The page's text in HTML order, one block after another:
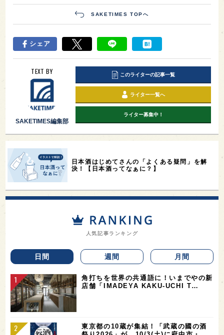
SAKETIMES TOPへ
シェア
TEXT BY
SAKETIMES編集部
このライターの記事一覧
ライター一覧へ
ライター募集中！
日本酒はじめてさんの「よくある疑問」を解
決！【日本酒ってなぁに？】
人気記事ランキング
日間 週間 月間
角打ちを世界の共通語に！いまでやの新
店舗「IMADEYA KAKU-UCHI T…
東京都の10蔵が集結！「武蔵の國の酒